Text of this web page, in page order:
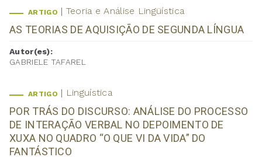
ARTIGO Teoria e Análise Lingüística
AS TEORIAS DE AQUISIÇÃO DE SEGUNDA LÍNGUA
Autor(es):
GABRIELE TAFAREL
ARTIGO Linguística
POR TRÁS DO DISCURSO: ANÁLISE DO PROCESSO
DE INTERAÇÃO VERBAL NO DEPOIMENTO DE
XUXA NO QUADRO “O QUE VI DA VIDA” DO
FANTÁSTICO